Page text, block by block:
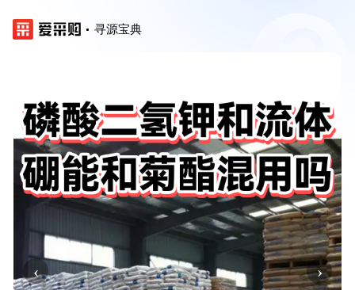
寻源宝典
‹ ›